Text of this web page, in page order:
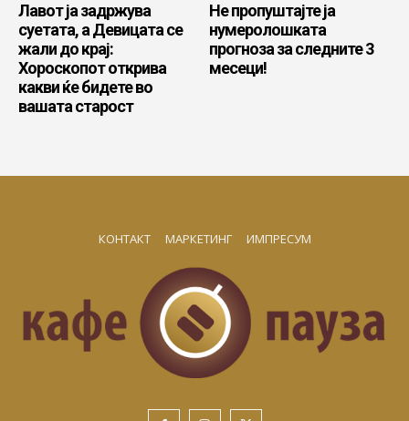
Лавот ја задржува
суетата, а Девицата се
жали до крај:
Хороскопот открива
какви ќе бидете во
вашата старост
Не пропуштајте ја
нумеролошката
прогноза за следните 3
месеци!
КОНТАКТ МАРКЕТИНГ ИМПРЕСУМ